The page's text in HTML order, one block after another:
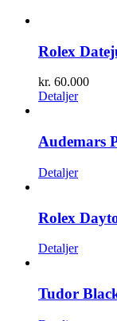
Rolex
kr. 60.000
Detaljer
Audemars
Detaljer
Rolex
Detaljer
Tudor